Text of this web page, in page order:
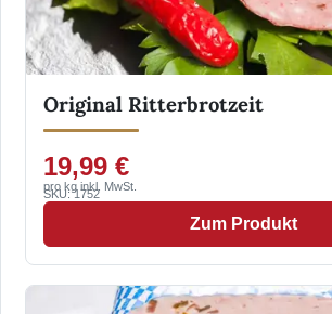
Original Ritterbrotzeit
19,99 €
pro kg inkl. MwSt.
SKU: 1752
Zum Produkt